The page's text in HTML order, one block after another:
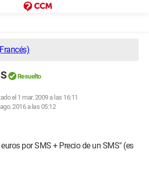
Resuelto
el 1 mar. 2009 a las 16:11
2016 a las 05:12
por SMS + Precio de un SMS" (es